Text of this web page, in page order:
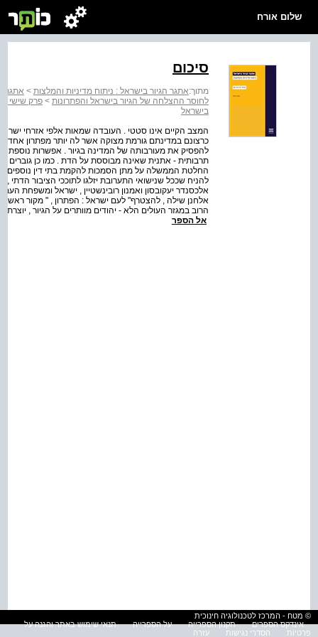
שלום אורח
סיכום
מתוך:אתגר הגיור בישראל : ניתוח מדיניות והמלצות > אתגר
לחוסר ההצלחה של הגיור בישראל והפתרונות > פרק שישי
בישראל
המצב הקיים אינו סטטי . העובדה שמאות אלפי אזרחי ישראל
כרצונם במדינתם גורמת מצוקה אשר לה יותר מפתרון אחד
להפסיק את מעורבותה של המדינה בגיור . אפשרות נוספת
תרבותית - אתנית שאינה מבוססת על הדת . כמו כן גוברים
החלטת הממשלה על מתן הסמכות להקמת בתי דין נוספים ,
הרוב במגזר העולים הלא - יהודים מוותרים על הגיור ,
אל הספר
© מטח - המרכז לטכנולוגיה חינוכית
אינדקס הספרים
תקנון הספרייה על הספרייה
תנאי שימוש באתר והגנה על
פרטיות
הסדרי נגישות עזרה